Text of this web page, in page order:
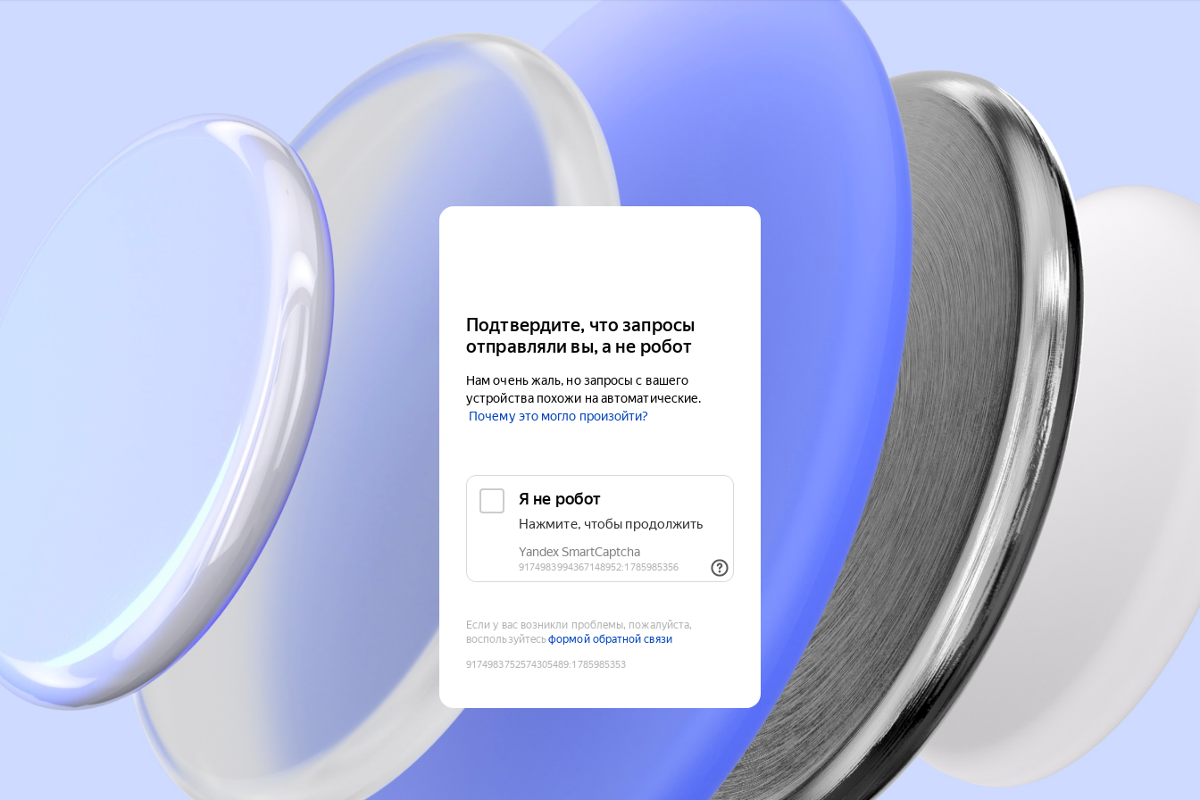
Подтвердите, что запросы
отправляли вы, а не робот
Нам очень жаль, но запросы с вашего
устройства похожи на автоматические.
Почему это могло произойти?
Если у вас возникли проблемы, пожалуйста,
воспользуйтесьформой обратной связи
9174983752574305489:1785985353